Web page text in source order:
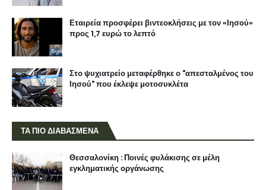
Εταιρεία προσφέρει βιντεοκλήσεις με τον «Ιησού»
προς 1,7 ευρώ το λεπτό
Στο ψυχιατρείο μεταφέρθηκε ο "απεσταλμένος του
Ιησού" που έκλεψε μοτοσυκλέτα
ΤΑ ΠΙΟ ΔΙΑΒΑΣΜΕΝΑ
Θεσσαλονίκη : Ποινές φυλάκισης σε μέλη
εγκληματικής οργάνωσης